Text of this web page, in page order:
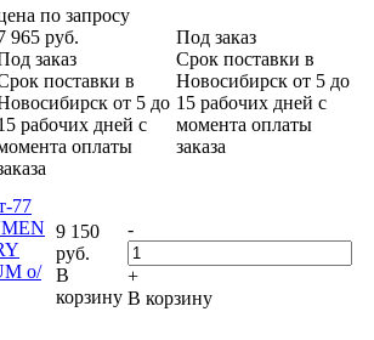
по запросу
965 руб.
заказ
поставки в
от 5 до
рабочих дней с
оплаты
Под заказ
Срок поставки в
Новосибирск от 5 до
15 рабочих дней с
момента оплаты
заказа
77
о/
9 150
руб.
В
корзину
-
+
В корзину